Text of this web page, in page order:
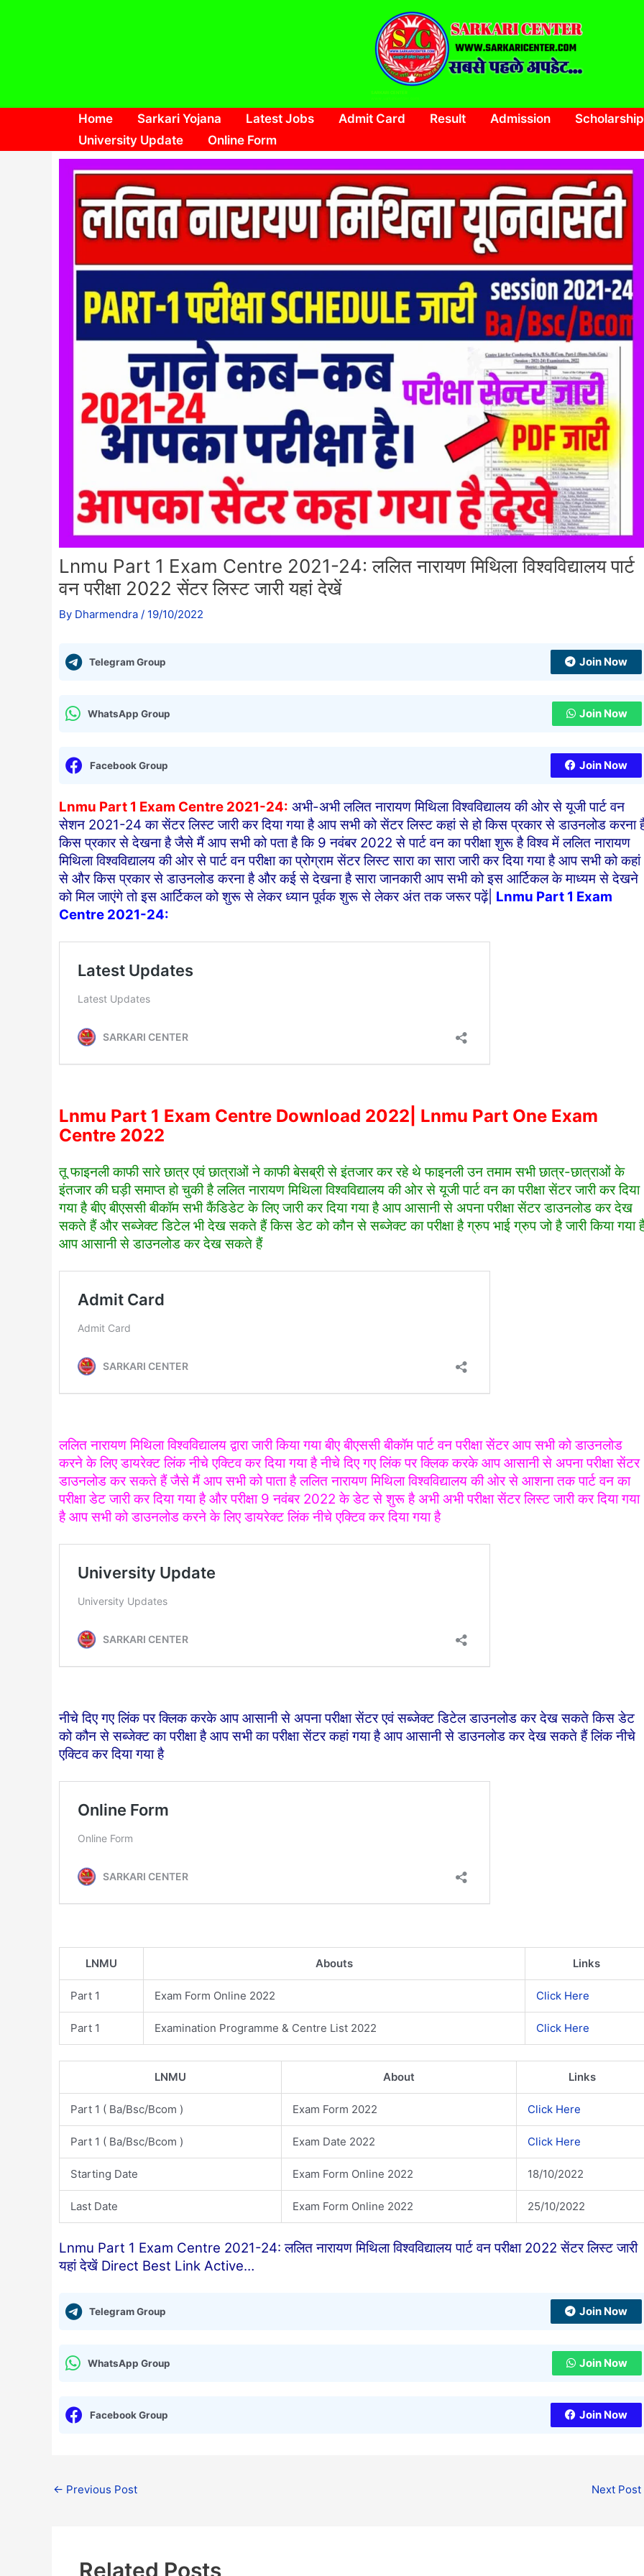
SARKARI CENTER
Home Sarkari Yojana Latest Jobs Admit Card Result Admission
Scholarship
University Update
Online Form
Lnmu Part 1 Exam Centre 2021-24: ललित नारायण मिथिला विश्वविद्यालय पार्ट
वन परीक्षा 2022 सेंटर लिस्ट जारी यहां देखें
By Dharmendra / 19/10/2022
Telegram Group Join Now
WhatsApp Group Join Now
Facebook Group Join Now
Lnmu Part 1 Exam Centre 2021-24: अभी-अभी ललित नारायण मिथिला विश्वविद्यालय की ओर से यूजी पार्ट वन
सेशन 2021-24 का सेंटर लिस्ट जारी कर दिया गया है आप सभी को सेंटर लिस्ट कहां से हो किस प्रकार से डाउनलोड करना
किस प्रकार से देखना है जैसे मैं आप सभी को पता है कि 9 नवंबर 2022 से पार्ट वन का परीक्षा शुरू है विश्व में ललित नारायण
मिथिला विश्वविद्यालय की ओर से पार्ट वन परीक्षा का प्रोग्राम सेंटर लिस्ट सारा का सारा जारी कर दिया गया है आप सभी को कहां
से और किस प्रकार से डाउनलोड करना है और कई से देखना है सारा जानकारी आप सभी को इस आर्टिकल के माध्यम से देखने
को मिल जाएंगे तो इस आर्टिकल को शुरू से लेकर ध्यान पूर्वक शुरू से लेकर अंत तक जरूर पढ़ें| Lnmu Part 1 Exam
Centre 2021-24:
Lnmu Part 1 Exam Centre Download 2022| Lnmu Part One Exam
Centre 2022
तू फाइनली काफी सारे छात्र एवं छात्राओं ने काफी बेसब्री से इंतजार कर रहे थे फाइनली उन तमाम सभी छात्र-छात्राओं के
इंतजार की घड़ी समाप्त हो चुकी है ललित नारायण मिथिला विश्वविद्यालय की ओर से यूजी पार्ट वन का परीक्षा सेंटर जारी कर दिया
गया है बीए बीएससी बीकॉम सभी कैंडिडेट के लिए जारी कर दिया गया है आप आसानी से अपना परीक्षा सेंटर डाउनलोड कर देख
सकते हैं और सब्जेक्ट डिटेल भी देख सकते हैं किस डेट को कौन से सब्जेक्ट का परीक्षा है ग्रुप भाई ग्रुप जो है जारी किया गया
आप आसानी से डाउनलोड कर देख सकते हैं
ललित नारायण मिथिला विश्वविद्यालय द्वारा जारी किया गया बीए बीएससी बीकॉम पार्ट वन परीक्षा सेंटर आप सभी को डाउनलोड
करने के लिए डायरेक्ट लिंक नीचे एक्टिव कर दिया गया है नीचे दिए गए लिंक पर क्लिक करके आप आसानी से अपना परीक्षा सेंटर
डाउनलोड कर सकते हैं जैसे मैं आप सभी को पाता है ललित नारायण मिथिला विश्वविद्यालय की ओर से आशना तक पार्ट वन का
परीक्षा डेट जारी कर दिया गया है और परीक्षा 9 नवंबर 2022 के डेट से शुरू है अभी अभी परीक्षा सेंटर लिस्ट जारी कर दिया गया
है आप सभी को डाउनलोड करने के लिए डायरेक्ट लिंक नीचे एक्टिव कर दिया गया है
नीचे दिए गए लिंक पर क्लिक करके आप आसानी से अपना परीक्षा सेंटर एवं सब्जेक्ट डिटेल डाउनलोड कर देख सकते किस डेट
को कौन से सब्जेक्ट का परीक्षा है आप सभी का परीक्षा सेंटर कहां गया है आप आसानी से डाउनलोड कर देख सकते हैं लिंक नीचे
एक्टिव कर दिया गया है
LNMU Abouts Links
Part 1 Exam Form Online 2022 Click Here
Part 1 Examination Programme & Centre List 2022 Click Here
LNMU About Links
Part 1 ( Ba/Bsc/Bcom ) Exam Form 2022 Click Here
Part 1 ( Ba/Bsc/Bcom ) Exam Date 2022 Click Here
Starting Date Exam Form Online 2022 18/10/2022
Last Date Exam Form Online 2022 25/10/2022
Lnmu Part 1 Exam Centre 2021-24: ललित नारायण मिथिला विश्वविद्यालय पार्ट वन परीक्षा 2022 सेंटर लिस्ट जारी
यहां देखें Direct Best Link Active…
Telegram Group Join Now
WhatsApp Group Join Now
Facebook Group Join Now
← Previous Post Next Post
Related Posts